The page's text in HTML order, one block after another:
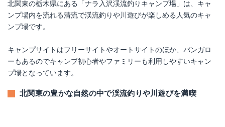
北関東の栃木県にある「ナラ入沢渓流釣りキャンプ場」は、キャ
ンプ場内を流れる清流で渓流釣りや川遊びが楽しめる人気のキャ
ンプ場です。
キャンプサイトはフリーサイトやオートサイトのほか、バンガロ
ーもあるのでキャンプ初心者やファミリーも利用しやすいキャン
プ場となっています。
北関東の豊かな自然の中で渓流釣りや川遊びを満喫